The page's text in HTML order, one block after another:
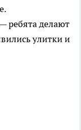
ребята делают
улитки и